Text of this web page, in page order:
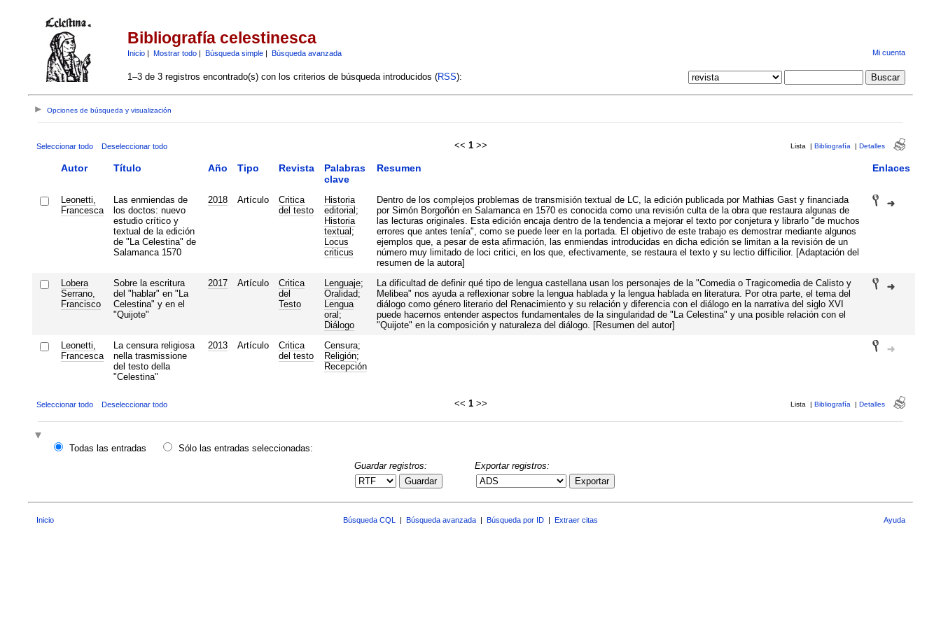
Bibliografía celestinesca
Inicio| Mostrar todo| Búsqueda simple| Búsqueda avanzada Mi cuenta
1–3 de 3 registros encontrado(s) con los criterios de búsqueda introducidos (RSS):
Opciones de búsqueda y visualización
Seleccionar todo Deseleccionar todo << 1 >> Lista | Bibliografía | Detalles
Autor Título Año Tipo Revista
Palabras
clave
Resumen Enlaces
Leonetti,
Francesca
Las enmiendas de
los doctos: nuevo
estudio crítico y
textual de la edición
de "La Celestina" de
Salamanca 1570
2018 Artículo
Critica
del testo
Historia
editorial ;
Historia
textual ;
Locus
criticus
Dentro de los complejos problemas de transmisión textual de LC, la edición publicada por Mathias Gast y financiada
por Simón Borgoñón en Salamanca en 1570 es conocida como una revisión culta de la obra que restaura algunas de
las lecturas originales. Esta edición encaja dentro de la tendencia a mejorar el texto por conjetura y librarlo "de muchos
errores que antes tenía", como se puede leer en la portada. El objetivo de este trabajo es demostrar mediante algunos
ejemplos que, a pesar de esta afirmación, las enmiendas introducidas en dicha edición se limitan a la revisión de un
número muy limitado de loci critici, en los que, efectivamente, se restaura el texto y su lectio difficilior. [Adaptación del
resumen de la autora]
Lobera
Serrano,
Francisco
Sobre la escritura
del "hablar" en "La
Celestina" y en el
"Quijote"
2017 Artículo
Critica
del
Testo
Lenguaje;
Oralidad;
Lengua
oral ;
Diálogo
La dificultad de definir qué tipo de lengua castellana usan los personajes de la "Comedia o Tragicomedia de Calisto y
Melibea" nos ayuda a reflexionar sobre la lengua hablada y la lengua hablada en literatura. Por otra parte, el tema del
diálogo como género literario del Renacimiento y su relación y diferencia con el diálogo en la narrativa del siglo XVI
puede hacernos entender aspectos fundamentales de la singularidad de "La Celestina" y una posible relación con el
"Quijote" en la composición y naturaleza del diálogo. [Resumen del autor]
Leonetti,
Francesca
La censura religiosa
nella trasmissione
del testo della
"Celestina"
2013 Artículo
Critica
del testo
Censura;
Religión;
Recepción
Seleccionar todo Deseleccionar todo << 1 >> Lista | Bibliografía | Detalles
Todas las entradas
Sólo las entradas seleccionadas:
Guardar registros:
Guardar
Exportar registros:
Exportar
Inicio Búsqueda CQL Búsqueda avanzada Búsqueda por ID Extraer citas Ayuda